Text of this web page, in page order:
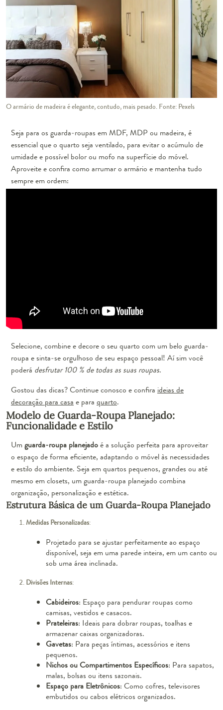
O armário de madeira é elegante, contudo, mais pesado. Fonte: Pexels
Seja para os guarda-roupas em MDF, MDP ou madeira, é
essencial que o quarto seja ventilado, para evitar o acúmulo de
umidade e possível bolor ou mofo na superfície do móvel.
Aproveite e confira como arrumar o armário e mantenha tudo
sempre em ordem:
Selecione, combine e decore o seu quarto com um belo guarda-
roupa esinta-se orgulhoso de seu espaço pessoal! Aí sim você
poderá desfrutar 100 % de todas as suas roupas.
Gostou das dicas? Continue conosco e confira ideias de
decoração para casa e para quarto.
Modelo de Guarda-Roupa Planejado:
Funcionalidade e Estilo
Umguarda-roupa planejadoé a solução perfeita para aproveitar
o espaço de forma eficiente, adaptando o móvel às necessidades
e estilo do ambiente. Seja em quartos pequenos, grandes ou até
mesmo em closets, um guarda-roupa planejado combina
organização, personalização e estética.
Estrutura Básica de um Guarda-Roupa Planejado
Medidas Personalizadas:
Projetado para se ajustar perfeitamente ao espaço
disponível, seja em uma parede inteira, em um canto ou
sob uma área inclinada.
Divisões Internas:
Cabideiros: Espaço para pendurar roupas como
camisas, vestidos e casacos.
Prateleiras: Ideais para dobrar roupas, toalhas e
armazenar caixas organizadoras.
Gavetas: Para peças íntimas, acessórios e itens
pequenos.
Nichos ou Compartimentos Específicos: Para sapatos,
malas, bolsas ou itens sazonais.
Espaço para Eletrônicos: Como cofres, televisores
embutidos ou cabos elétricos organizados.